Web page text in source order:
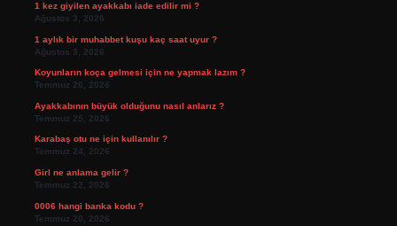
1 kez giyilen ayakkabı iade edilir mi ?
Ağustos 3, 2026
1 aylık bir muhabbet kuşu kaç saat uyur ?
Ağustos 3, 2026
Koyunların koça gelmesi için ne yapmak lazım ?
Temmuz 26, 2026
Ayakkabının büyük olduğunu nasıl anlarız ?
Temmuz 25, 2026
Karabaş otu ne için kullanılır ?
Temmuz 24, 2026
Girl ne anlama gelir ?
Temmuz 22, 2026
0006 hangi banka kodu ?
Temmuz 20, 2026